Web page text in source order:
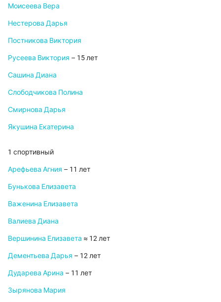
Моисеева Вера
Нестерова Дарья
Постникова Виктория
Русеева Виктория – 15 лет
Сашина Диана
Слободчикова Полина
Смирнова Дарья
Якушина Екатерина
1 спортивный
Арефьева Агния – 11 лет
Бунькова Елизавета
Важенина Елизавета
Валиева Диана
Вершинина Елизавета ≈ 12 лет
Дементьева Дарья – 12 лет
Дударева Арина – 11 лет
Зырянова Мария